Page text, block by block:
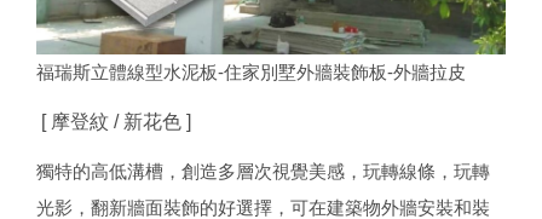
福瑞斯立體線型水泥板-住家別墅外牆裝飾板-外牆拉皮
[ 摩登紋 / 新花色 ]
獨特的高低溝槽，創造多層次視覺美感，玩轉線條，玩轉
光影，翻新牆面裝飾的好選擇，可在建築物外牆安裝和裝